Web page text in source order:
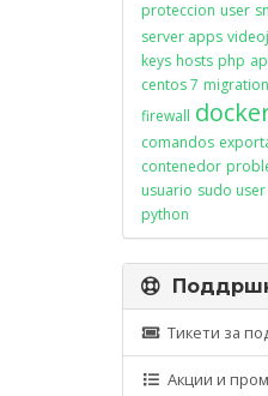
proteccion user
server apps
keys hosts php
centos 7 migration
firewall
comandos
contenedor
usuario sudo user
python
Тикети за
Акции и